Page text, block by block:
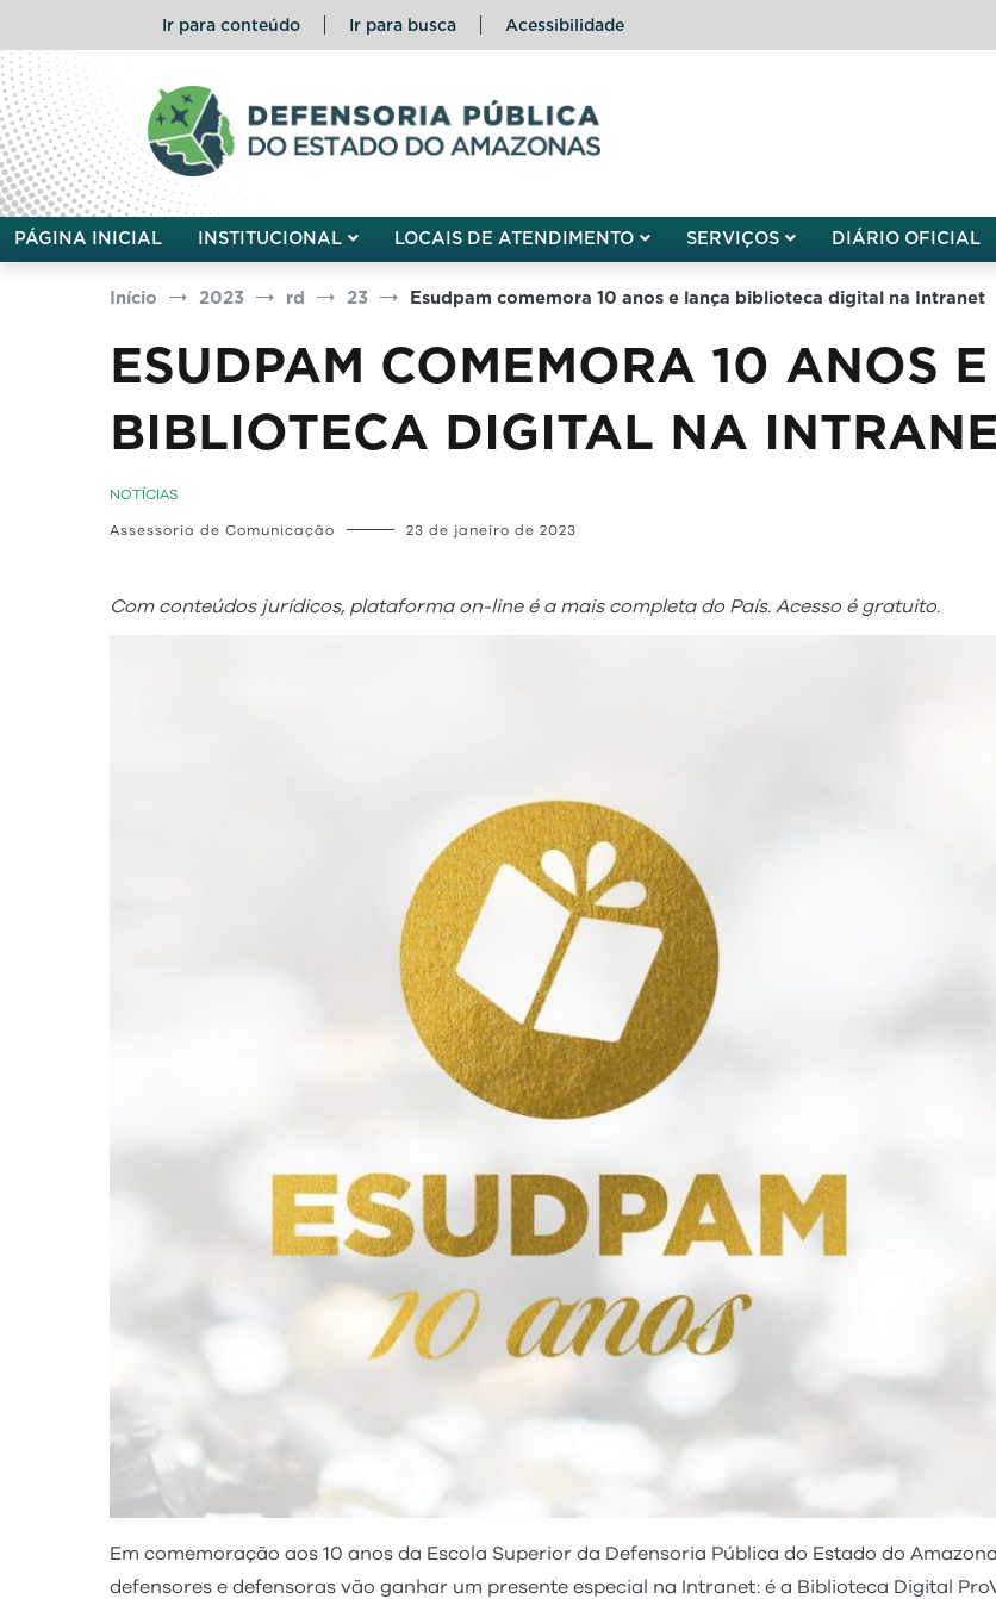
o
conteúdo
Ir para conteúdo Ir para busca Acessibilidade
Defensoria Pública do Estado do Amazonas
PÁGINA INICIAL INSTITUCIONAL LOCAIS DE ATENDIMENTO SERVIÇOS DIÁRIO OFICIAL
Início 2023 rd 23 Esudpam comemora 10 anos e lança biblioteca digital na Intranet
ESUDPAM COMEMORA 10 ANOS
BIBLIOTECA DIGITAL NA
NOTÍCIAS
Assessoria de Comunicação 23 de janeiro de 2023
Com conteúdos jurídicos, plataforma on-line é a mais completa do País. Acesso é gratuito.
Em comemoração aos 10 anos da Escola Superior da Defensoria Pública do Estado do
defensores e defensoras vão ganhar um presente especial na Intranet: é a Biblioteca Digital